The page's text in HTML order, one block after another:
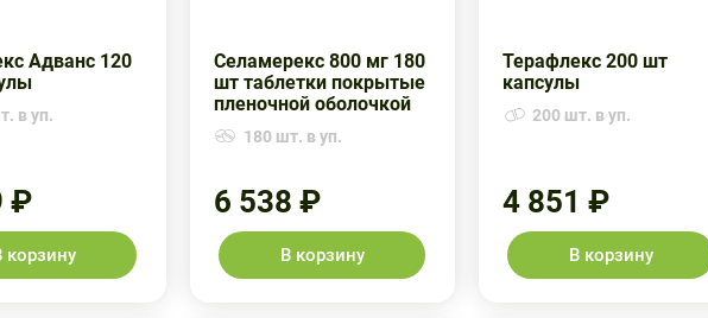
Адванс 120
в уп.
₽
корзину
Селамерекс 800 мг 180
шт таблетки покрытые
пленочной оболочкой
180 шт. в уп.
6 538 ₽
В корзину
Терафлекс 200 шт
капсулы
200 шт. в уп.
4 851 ₽
В корзину